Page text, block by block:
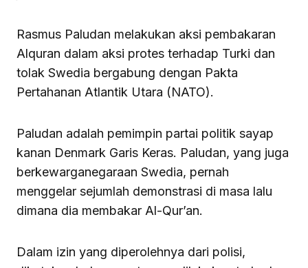
Rasmus Paludan melakukan aksi pembakaran
Alquran dalam aksi protes terhadap Turki dan
tolak Swedia bergabung dengan Pakta
Pertahanan Atlantik Utara (NATO).
Paludan adalah pemimpin partai politik sayap
kanan Denmark Garis Keras. Paludan, yang juga
berkewarganegaraan Swedia, pernah
menggelar sejumlah demonstrasi di masa lalu
dimana dia membakar Al-Qur’an.
Dalam izin yang diperolehnya dari polisi,